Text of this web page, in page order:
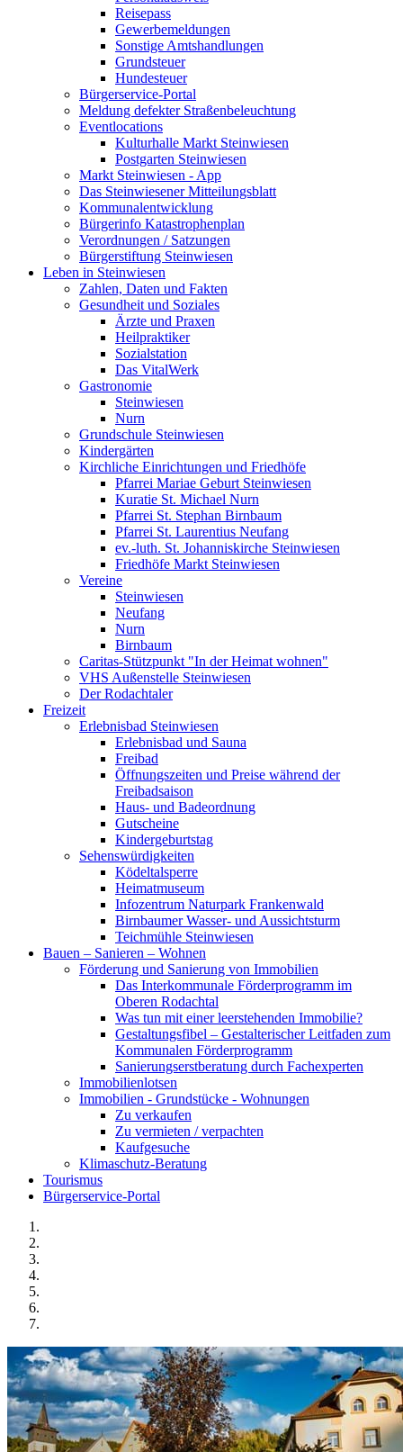
Reisepass
Gewerbemeldungen
Sonstige Amtshandlungen
Grundsteuer
Hundesteuer
Bürgerservice-Portal
Meldung defekter Straßenbeleuchtung
Eventlocations
Kulturhalle Markt Steinwiesen
Postgarten Steinwiesen
Markt Steinwiesen - App
Das Steinwiesener Mitteilungsblatt
Kommunalentwicklung
Bürgerinfo Katastrophenplan
Verordnungen / Satzungen
Bürgerstiftung Steinwiesen
Leben in Steinwiesen
Zahlen, Daten und Fakten
Gesundheit und Soziales
Ärzte und Praxen
Heilpraktiker
Sozialstation
Das VitalWerk
Gastronomie
Steinwiesen
Nurn
Grundschule Steinwiesen
Kindergärten
Kirchliche Einrichtungen und Friedhöfe
Pfarrei Mariae Geburt Steinwiesen
Kuratie St. Michael Nurn
Pfarrei St. Stephan Birnbaum
Pfarrei St. Laurentius Neufang
ev.-luth. St. Johanniskirche Steinwiesen
Friedhöfe Markt Steinwiesen
Vereine
Steinwiesen
Neufang
Nurn
Birnbaum
Caritas-Stützpunkt "In der Heimat wohnen"
VHS Außenstelle Steinwiesen
Der Rodachtaler
Freizeit
Erlebnisbad Steinwiesen
Erlebnisbad und Sauna
Freibad
Öffnungszeiten und Preise während der
Freibadsaison
Haus- und Badeordnung
Gutscheine
Kindergeburtstag
Sehenswürdigkeiten
Ködeltalsperre
Heimatmuseum
Infozentrum Naturpark Frankenwald
Birnbaumer Wasser- und Aussichtsturm
Teichmühle Steinwiesen
Bauen – Sanieren – Wohnen
Förderung und Sanierung von Immobilien
Das Interkommunale Förderprogramm im
Oberen Rodachtal
Was tun mit einer leerstehenden Immobilie?
Gestaltungsfibel – Gestalterischer Leitfaden zum
Kommunalen Förderprogramm
Sanierungserstberatung durch Fachexperten
Immobilienlotsen
Immobilien - Grundstücke - Wohnungen
Zu verkaufen
Zu vermieten / verpachten
Kaufgesuche
Klimaschutz-Beratung
Tourismus
Bürgerservice-Portal